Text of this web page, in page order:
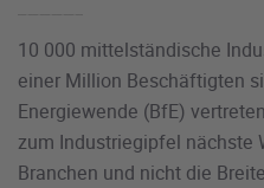
10 000 mittelständische
einer Million Beschäftigten
Energiewende (BfE)
zum Industriegipfel nächste
Branchen und nicht die